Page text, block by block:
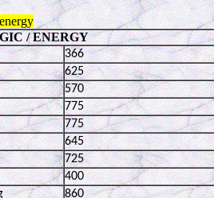
/ ENERGY
366
625
570
775
775
645
725
400
860